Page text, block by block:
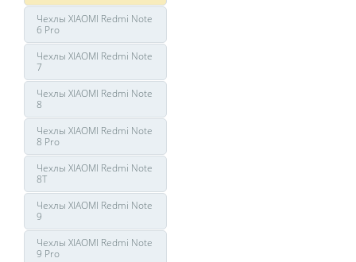
Чехлы XIAOMI Redmi Note
6 Pro
Чехлы XIAOMI Redmi Note
7
Чехлы XIAOMI Redmi Note
8
Чехлы XIAOMI Redmi Note
8 Pro
Чехлы XIAOMI Redmi Note
8T
Чехлы XIAOMI Redmi Note
9
Чехлы XIAOMI Redmi Note
9 Pro